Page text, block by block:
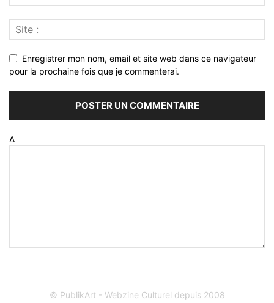
Enregistrer mon nom, email et site web dans ce navigateur
pour la prochaine fois que je commenterai.
Δ
© PublikArt - Webzine Culturel depuis 2008